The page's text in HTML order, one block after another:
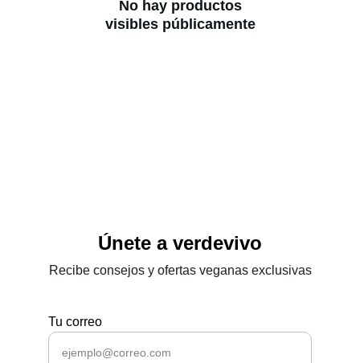
No hay productos
visibles públicamente
Únete a verdevivo
Tu correo
Recibe consejos y ofertas veganas exclusivas